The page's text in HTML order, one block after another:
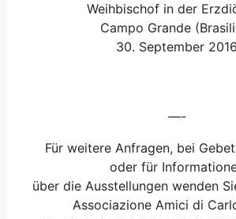
Weihbischof in der
Campo Grande
30. September 2016
—-
Für weitere Anfragen, bei
oder für
über die Ausstellungen wenden
Associazione Amici di